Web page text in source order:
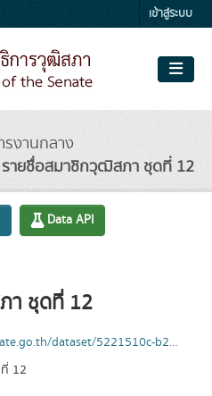
เข้าสู่ระบบ
งานกลาง
รายชื่อสมาชิกวุฒิสภา ชุดที่ 12
Data API
า ชุดที่ 12
resource/7aa3c60a-5d27-4584-9202-6943bdef4428/download/senator12-69.xlsx
12